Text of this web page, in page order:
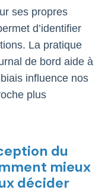
ses propres
d’identifier
La pratique
de bord aide à
influence nos
plus
du
mieux
décider